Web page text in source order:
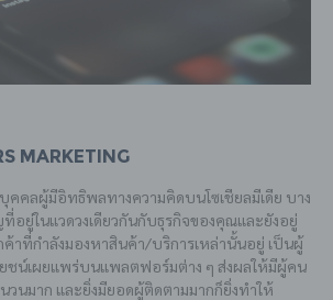
Marketing
คคลผู้มีอิทธิพลทางความคิดบนโซเชียลมีเดีย บาง
อยู่ในแวดวงเดียวกันกับธุรกิจของคุณและยังอยู่
ค้าที่กำลังมองหาสินค้า/บริการเหล่านั้นอยู่ เป็นผู้
ชน์เผยแพร่บนแพลตฟอร์มต่าง ๆ ส่งผลให้มีผู้คน
วนมาก และยิ่งมียอดผู้ติดตามมากก็ยิ่งทำให้